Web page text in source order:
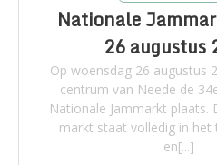
Nationale
26 augustus
Op woensdag 26 augustus
centrum van Neede de
Nationale Jammarkt plaats.
markt staat volledig in het
en[...]